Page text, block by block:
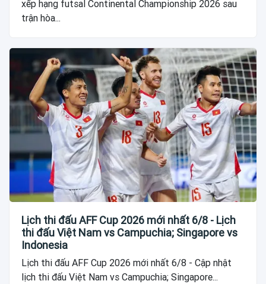
xếp hạng futsal Continental Championship 2026 sau
trận hòa...
Lịch thi đấu AFF Cup 2026 mới nhất 6/8 - Lịch
thi đấu Việt Nam vs Campuchia; Singapore vs
Indonesia
Lịch thi đấu AFF Cup 2026 mới nhất 6/8 - Cập nhật
lịch thi đấu Việt Nam vs Campuchia; Singapore...